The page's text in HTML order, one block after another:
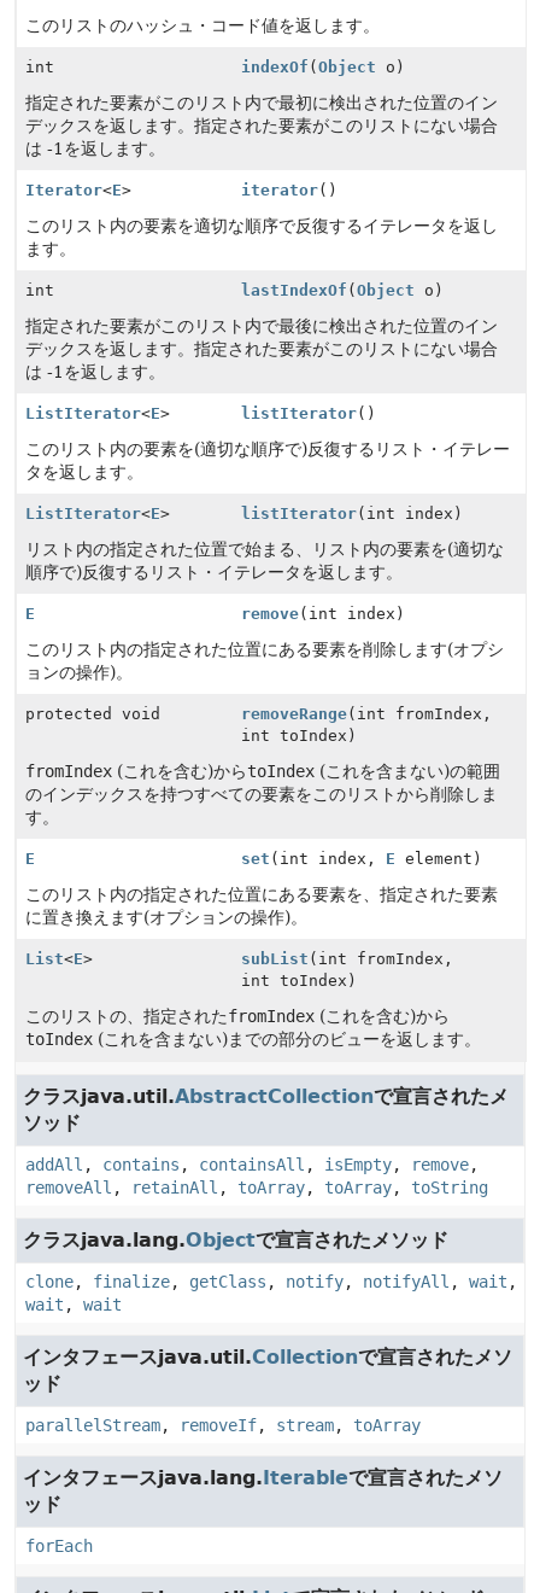
このリストのハッシュ・コード値を返します。
int indexOf (Object o)
指定された要素がこのリスト内で最初に検出された位置のイン
デックスを返します。指定された要素がこのリストにない場合
は -1を返します。
Iterator<E> iterator()
このリスト内の要素を適切な順序で反復するイテレータを返し
ます。
int lastIndexOf (Object o)
指定された要素がこのリスト内で最後に検出された位置のイン
デックスを返します。指定された要素がこのリストにない場合
は -1を返します。
ListIterator<E> listIterator()
このリスト内の要素を(適切な順序で)反復するリスト・イテレー
タを返します。
ListIterator<E> listIterator(int index)
リスト内の指定された位置で始まる、リスト内の要素を(適切な
順序で)反復するリスト・イテレータを返します。
E remove(int index)
このリスト内の指定された位置にある要素を削除します(オプシ
ョンの操作)。
protected void removeRange(int fromIndex,
int toIndex)
fromIndex (これを含む)からtoIndex (これを含まない)の範囲
のインデックスを持つすべての要素をこのリストから削除しま
す。
E set (int index, E element)
このリスト内の指定された位置にある要素を、指定された要素
に置き換えます(オプションの操作)。
List<E> subList (int fromIndex,
int toIndex)
このリストの、指定されたfromIndex (これを含む)から
toIndex (これを含まない)までの部分のビューを返します。
クラスjava.util.AbstractCollectionで宣言されたメ
ソッド
addAll , contains , containsAll , isEmpty, remove,
removeAll , retainAll , toArray, toArray, toString
クラスjava.lang.Objectで宣言されたメソッド
clone, finalize, getClass , notify, notifyAll , wait ,
wait , wait
インタフェースjava.util.Collectionで宣言されたメソ
ッド
parallelStream, removeIf, stream, toArray
インタフェースjava.lang.Iterableで宣言されたメソ
ッド
forEach